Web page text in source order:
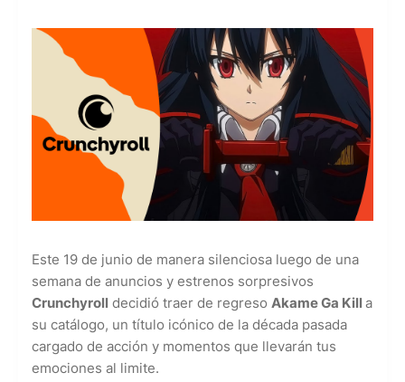
Este 19 de junio de manera silenciosa luego de una
semana de anuncios y estrenos sorpresivos
Crunchyroll decidió traer de regreso Akame Ga Killa
su catálogo, un título icónico de la década pasada
cargado de acción y momentos que llevarán tus
emociones al limite.